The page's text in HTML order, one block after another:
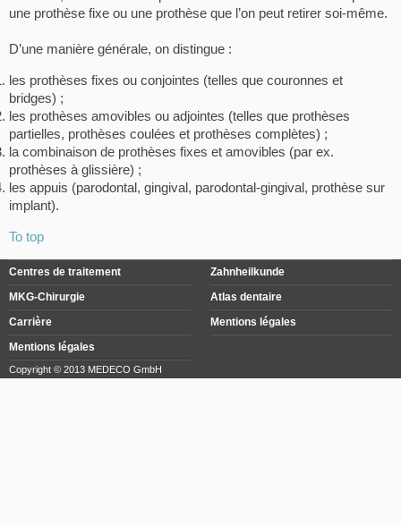
une prothèse fixe ou une prothèse que l’on peut retirer soi-même.
D’une manière générale, on distingue :
les prothèses fixes ou conjointes (telles que couronnes et
bridges) ;
les prothèses amovibles ou adjointes (telles que prothèses
partielles, prothèses coulées et prothèses complètes) ;
la combinaison de prothèses fixes et amovibles (par ex.
prothèses à glissière) ;
les appuis (parodontal, gingival, parodontal-gingival, prothèse sur
implant).
To top
Centres de traitement
Zahnheilkunde
MKG-Chirurgie
Atlas dentaire
Carrière
Mentions légales
Mentions légales
Copyright © 2013 MEDECO GmbH